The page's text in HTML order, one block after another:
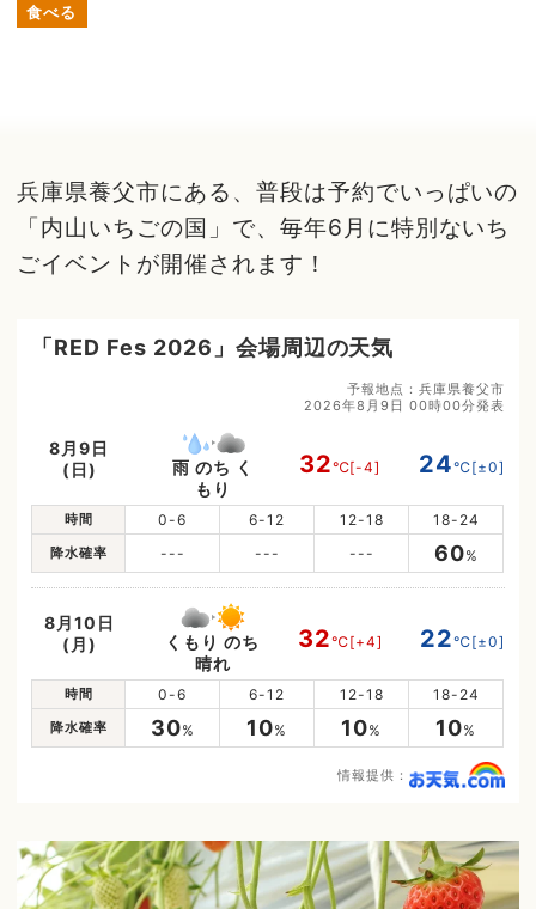
食べる
兵庫県養父市にある、普段は予約でいっぱいの
「内山いちごの国」で、毎年6月に特別ないち
ごイベントが開催されます！
「RED Fes 2026」会場周辺の天気
予報地点：兵庫県養父市
2026年8月9日 00時00分発表
8月9日
(日)
雨 のち く
もり
32℃[-4] 24℃[±0]
時間 0-6 6-12 12-18 18-24
降水確率 --- --- --- 60%
8月10日
(月)
くもり のち
晴れ
32℃[+4] 22℃[±0]
時間 0-6 6-12 12-18 18-24
降水確率 30% 10% 10% 10%
情報提供：